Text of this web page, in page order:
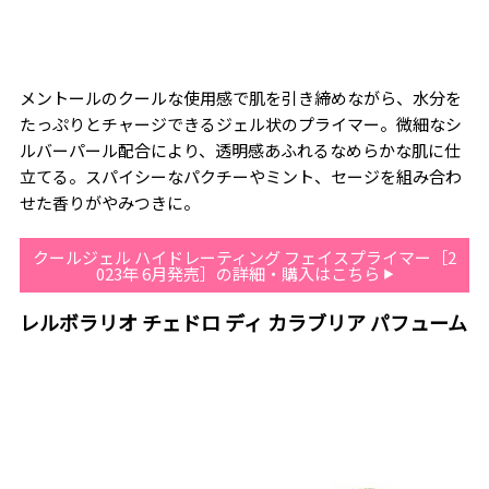
メントールのクールな使用感で肌を引き締めながら、水分を
たっぷりとチャージできるジェル状のプライマー。微細なシ
ルバーパール配合により、透明感あふれるなめらかな肌に仕
立てる。スパイシーなパクチーやミント、セージを組み合わ
せた香りがやみつきに。
クールジェル ハイドレーティング フェイスプライマー［2
023年 6月発売］の詳細・購入はこちら
レルボラリオ チェドロ ディ カラブリア パフューム